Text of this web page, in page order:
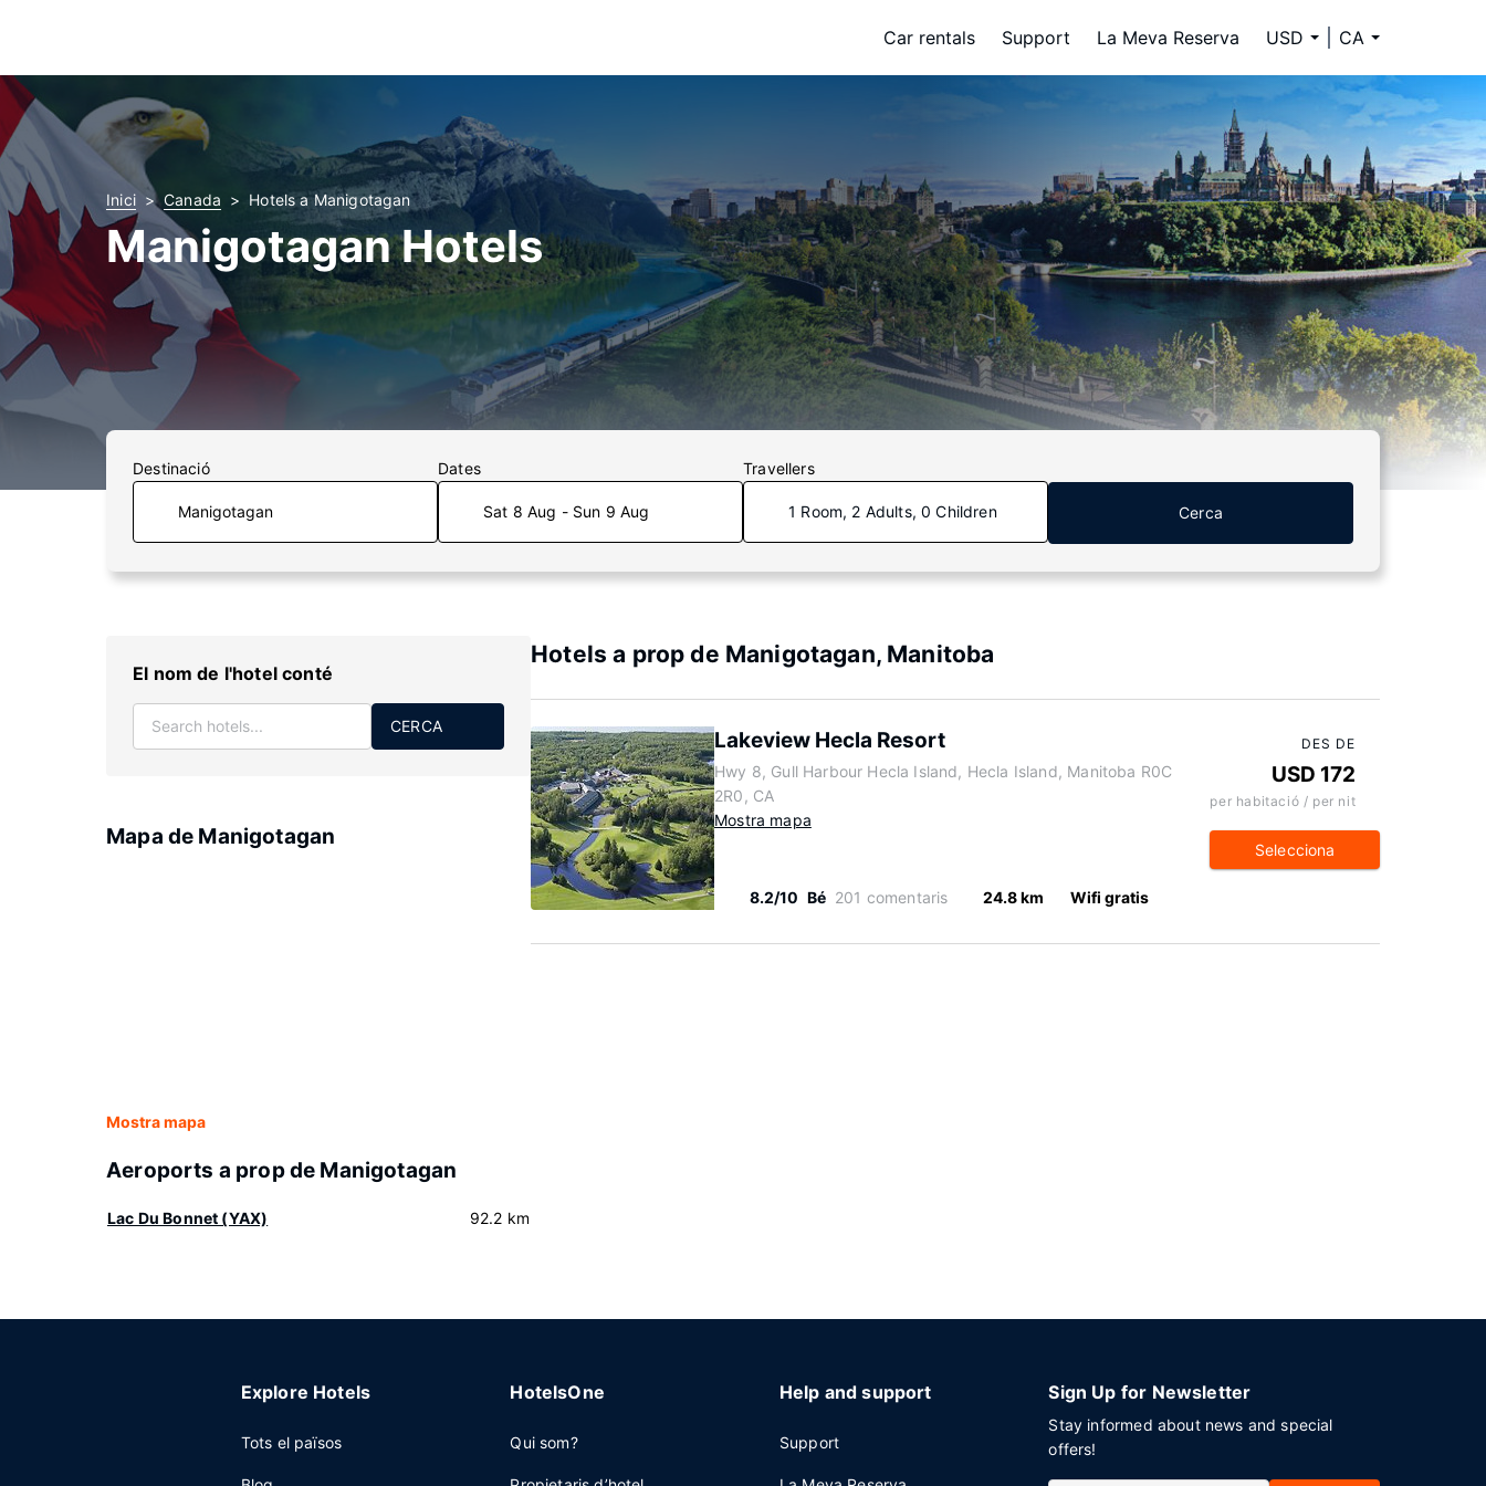
Car rentals Support La Meva Reserva USD CA
Inici Canada Hotels a Manigotagan
Manigotagan Hotels
Destinació Dates
Sat 8 Aug - Sun 9 Aug
Travellers
1 Room, 2 Adults, 0 Children Cerca
El nom de l'hotel conté
CERCA
Mapa de Manigotagan
Mostra mapa
Aeroports a prop de Manigotagan
Lac Du Bonnet (YAX) 92.2 km
Hotels a prop de Manigotagan, Manitoba
Lakeview Hecla Resort
Hwy 8, Gull Harbour Hecla Island, Hecla Island, Manitoba R0C
2R0, CA
Mostra mapa
8.2/10 Bé 201 comentaris 24.8 km Wifi gratis
DES DE
USD 172
per habitació / per nit
Selecciona
Explore Hotels
Tots el països
HotelsOne
Qui som?
Help and support
Support
Sign Up for Newsletter
Stay informed about news and special
offers!